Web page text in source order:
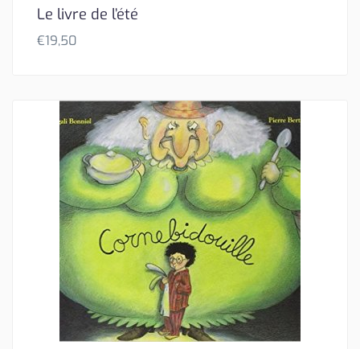
Le livre de l’été
€19,50